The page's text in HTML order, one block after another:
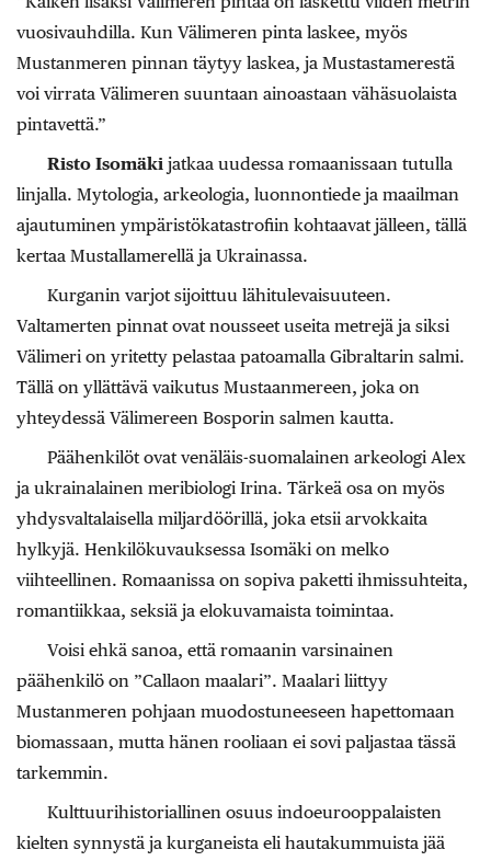
vuosivauhdilla. Kun Välimeren pinta laskee, myös
Mustanmeren pinnan täytyy laskea, ja Mustastamerestä
voi virrata Välimeren suuntaan ainoastaan vähäsuolaista
pintavettä.”
Risto Isomäki jatkaa uudessa romaanissaan tutulla
linjalla. Mytologia, arkeologia, luonnontiede ja maailman
ajautuminen ympäristökatastrofiin kohtaavat jälleen, tällä
kertaa Mustallamerellä ja Ukrainassa.
Kurganin varjot sijoittuu lähitulevaisuuteen.
Valtamerten pinnat ovat nousseet useita metrejä ja siksi
Välimeri on yritetty pelastaa patoamalla Gibraltarin salmi.
Tällä on yllättävä vaikutus Mustaanmereen, joka on
yhteydessä Välimereen Bosporin salmen kautta.
Päähenkilöt ovat venäläis-suomalainen arkeologi Alex
ja ukrainalainen meribiologi Irina. Tärkeä osa on myös
yhdysvaltalaisella miljardöörillä, joka etsii arvokkaita
hylkyjä. Henkilökuvauksessa Isomäki on melko
viihteellinen. Romaanissa on sopiva paketti ihmissuhteita,
romantiikkaa, seksiä ja elokuvamaista toimintaa.
Voisi ehkä sanoa, että romaanin varsinainen
päähenkilö on ”Callaon maalari”. Maalari liittyy
Mustanmeren pohjaan muodostuneeseen hapettomaan
biomassaan, mutta hänen rooliaan ei sovi paljastaa tässä
tarkemmin.
Kulttuurihistoriallinen osuus indoeurooppalaisten
kielten synnystä ja kurganeista eli hautakummuista jää